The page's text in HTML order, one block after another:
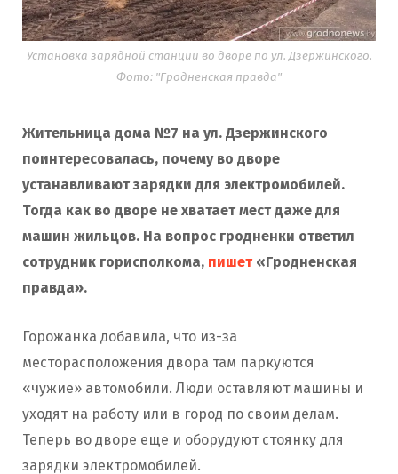
Установка зарядной станции во дворе по ул. Дзержинского.
Фото: "Гродненская правда"
Жительница дома №7 на ул. Дзержинского
поинтересовалась, почему во дворе
устанавливают зарядки для электромобилей.
Тогда как во дворе не хватает мест даже для
машин жильцов. На вопрос гродненки ответил
сотрудник горисполкома, пишет«Гродненская
правда».
Горожанка добавила, что из-за
месторасположения двора там паркуются
«чужие» автомобили. Люди оставляют машины и
уходят на работу или в город по своим делам.
Теперь во дворе еще и оборудуют стоянку для
зарядки электромобилей.